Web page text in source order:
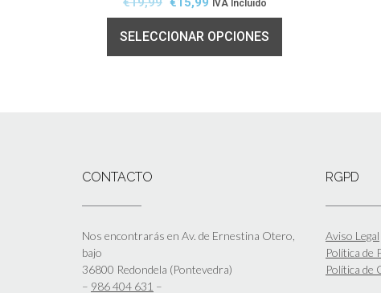
IVA Incluido
SELECCIONAR OPCIONES
CONTACTO
Nos encontrarás en Av. de Ernestina Otero,
bajo
36800 Redondela (Pontevedra)
– 986 404 631 –
RGPD
Aviso Legal
Política de
Política de